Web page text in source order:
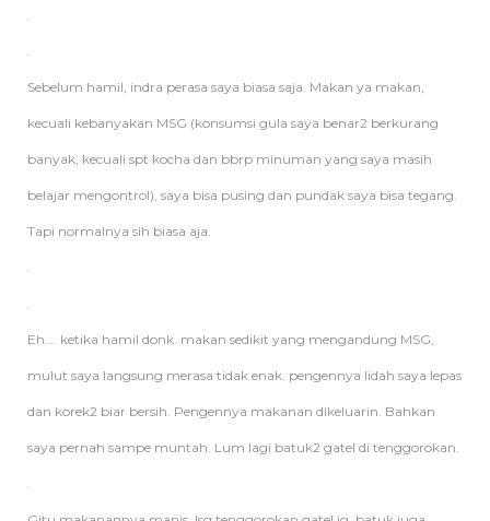
Sebelum hamil, indra perasa saya biasa saja. Makan ya makan,
kecuali kebanyakan MSG (konsumsi gula saya benar2 berkurang
banyak, kecuali spt kocha dan bbrp minuman yang saya masih
belajar mengontrol), saya bisa pusing dan pundak saya bisa tegang.
Tapi normalnya sih biasa aja.
Eh…. ketika hamil donk. makan sedikit yang mengandung MSG,
mulut saya langsung merasa tidak enak. pengennya lidah saya lepas
dan korek2 biar bersih. Pengennya makanan dikeluarin. Bahkan
saya pernah sampe muntah. Lum lagi batuk2 gatel di tenggorokan.